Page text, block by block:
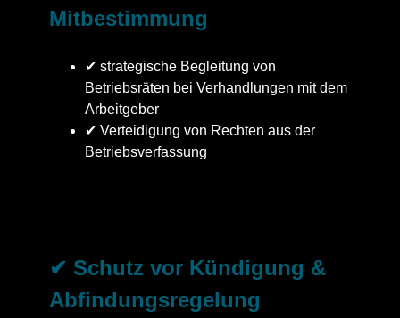
Mitbestimmung
✔ strategische Begleitung von
Betriebsräten bei Verhandlungen mit dem
Arbeitgeber
✔ Verteidigung von Rechten aus der
Betriebsverfassung
✔ Schutz vor Kündigung &
Abfindungsregelung